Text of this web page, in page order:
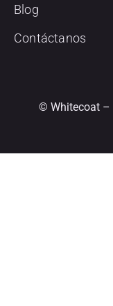
Blog
Contáctanos
© Whitecoat –